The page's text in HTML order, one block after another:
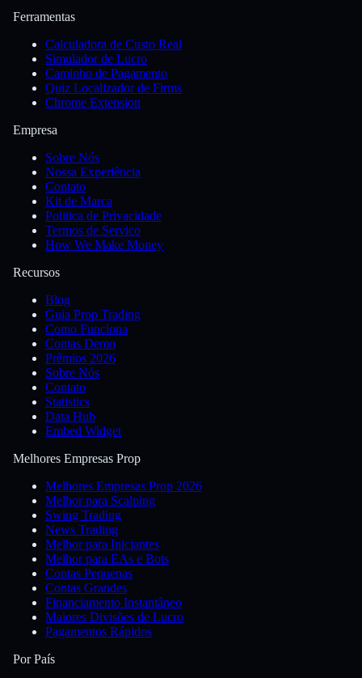
Ferramentas
Calculadora de Custo Real
Simulador de Lucro
Caminho de Pagamento
Quiz Localizador de Firms
Chrome Extension
Empresa
Sobre Nós
Nossa Experiência
Contato
Kit de Marca
Politica de Privacidade
Termos de Servico
How We Make Money
Recursos
Blog
Guia Prop Trading
Como Funciona
Contas Demo
Prêmios 2026
Sobre Nós
Contato
Statistics
Data Hub
Embed Widget
Melhores Empresas Prop
Melhores Empresas Prop 2026
Melhor para Scalping
Swing Trading
News Trading
Melhor para Iniciantes
Melhor para EAs e Bots
Contas Pequenas
Contas Grandes
Financiamento Instantâneo
Maiores Divisões de Lucro
Pagamentos Rápidos
Por País